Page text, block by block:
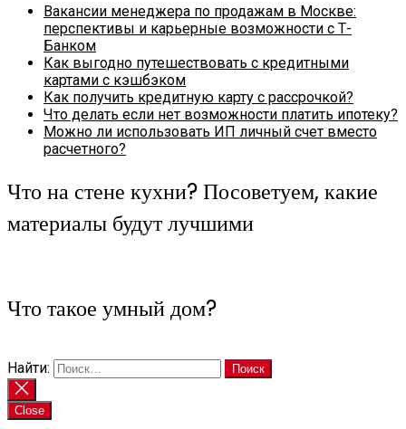
Вакансии менеджера по продажам в Москве:
перспективы и карьерные возможности с Т-
Банком
Как выгодно путешествовать с кредитными
картами с кэшбэком
Как получить кредитную карту с рассрочкой?
Что делать если нет возможности платить ипотеку?
Можно ли использовать ИП личный счет вместо
расчетного?
Что на стене кухни? Посоветуем, какие
материалы будут лучшими
Что такое умный дом?
Найти:
Close